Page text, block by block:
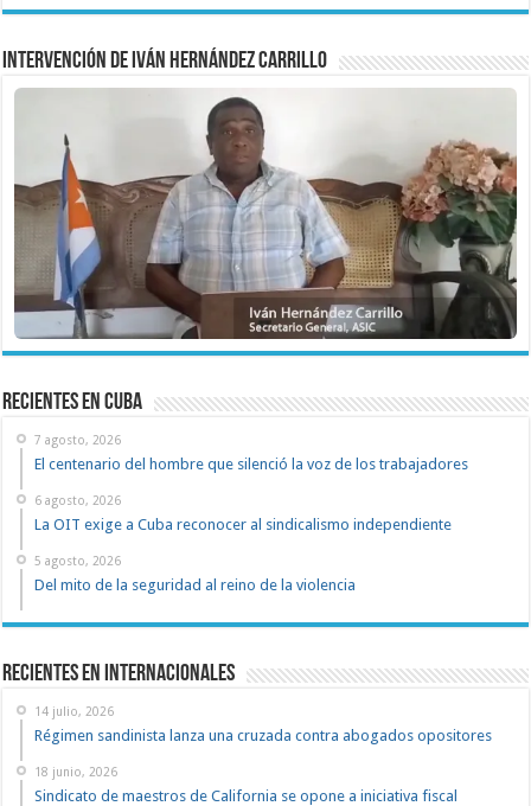
Intervención de Iván Hernández Carrillo
recientes en cuba
7 agosto, 2026
El centenario del hombre que silenció la voz de los trabajadores
6 agosto, 2026
La OIT exige a Cuba reconocer al sindicalismo independiente
5 agosto, 2026
Del mito de la seguridad al reino de la violencia
Recientes en Internacionales
14 julio, 2026
Régimen sandinista lanza una cruzada contra abogados opositores
18 junio, 2026
Sindicato de maestros de California se opone a iniciativa fiscal